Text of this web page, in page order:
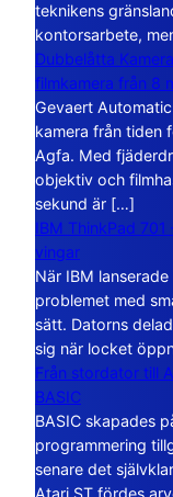
teknikens
kontorsarbete,
Dubbelåtta
filmkamera från 8
Gevaert
kamera från tiden
Agfa. Med
objektiv och
sekund är […]
IBM ThinkPad
vingar
När IBM
problemet med
sätt. Datorns
sig när locket
Från stordator till
BASIC
BASIC skapades
programmering
senare det